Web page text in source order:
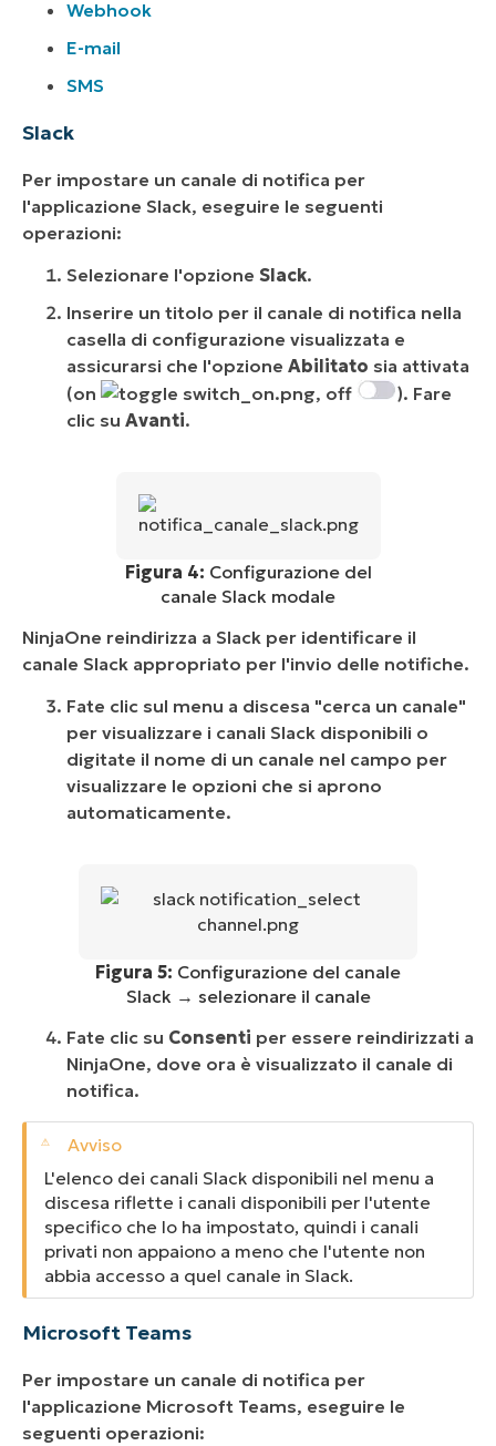
Webhook
E-mail
SMS
Slack
Per impostare un canale di notifica per
l'applicazione Slack, eseguire le seguenti
operazioni:
Selezionare l'opzione Slack.
Inserire un titolo per il canale di notifica nella
casella di configurazione visualizzata e
assicurarsi che l'opzione Abilitato sia attivata
(on
, off
). Fare
clic su Avanti.
Figura 4: Configurazione del
canale Slack modale
NinjaOne reindirizza a Slack per identificare il
canale Slack appropriato per l'invio delle notifiche.
Fate clic sul menu a discesa "cerca un canale"
per visualizzare i canali Slack disponibili o
digitate il nome di un canale nel campo per
visualizzare le opzioni che si aprono
automaticamente.
Figura 5: Configurazione del canale
Slack → selezionare il canale
Fate clic su Consenti per essere reindirizzati a
NinjaOne, dove ora è visualizzato il canale di
notifica.
L'elenco dei canali Slack disponibili nel menu a
discesa riflette i canali disponibili per l'utente
specifico che lo ha impostato, quindi i canali
privati non appaiono a meno che l'utente non
abbia accesso a quel canale in Slack.
Microsoft Teams
Per impostare un canale di notifica per
l'applicazione Microsoft Teams, eseguire le
seguenti operazioni: